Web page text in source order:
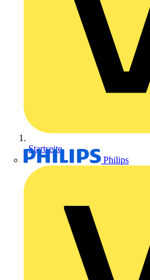
Philips
Startseite